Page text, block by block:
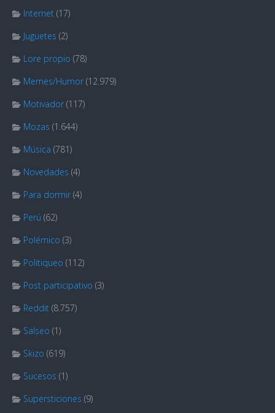
Internet (17)
Juguetes (2)
Lore propio (78)
Memes/Humor (12.979)
Motivador (117)
Mozas (1.644)
Música (781)
Novedades (4)
Para dormir (4)
Perú (62)
Polémico (3)
Politiqueo (112)
Post participativo (3)
Reddit (8.757)
Salseo (1)
Skizo (619)
Sucesos (1)
Supersticiones (9)